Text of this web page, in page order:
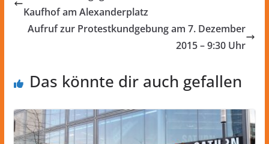
Kaufhof am Alexanderplatz
Aufruf zur Protestkundgebung am 7. Dezember
2015 – 9:30 Uhr
Das könnte dir auch gefallen